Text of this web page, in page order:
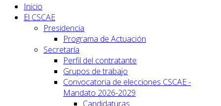
Inicio
El CSCAE
Presidencia
Programa de Actuación
Secretaría
Perfil del contratante
Grupos de trabajo
Convocatoria de elecciones CSCAE -
Mandato 2026-2029
Candidaturas